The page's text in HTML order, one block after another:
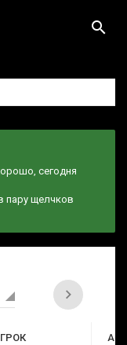
сегодня
пару щелчков